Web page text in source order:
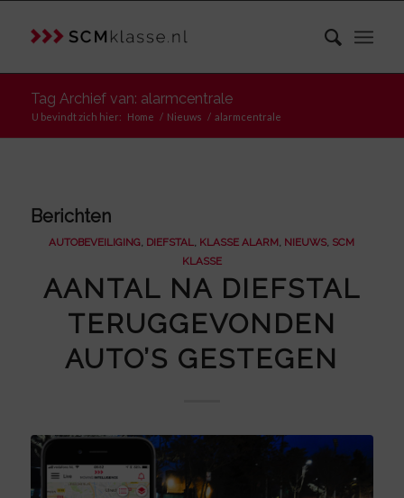
Tag Archief van: alarmcentrale
U bevindt zich hier: Home / Nieuws / alarmcentrale
Berichten
AUTOBEVEILIGING, DIEFSTAL, KLASSE ALARM, NIEUWS, SCM
KLASSE
AANTAL NA DIEFSTAL
TERUGGEVONDEN
AUTO’S GESTEGEN